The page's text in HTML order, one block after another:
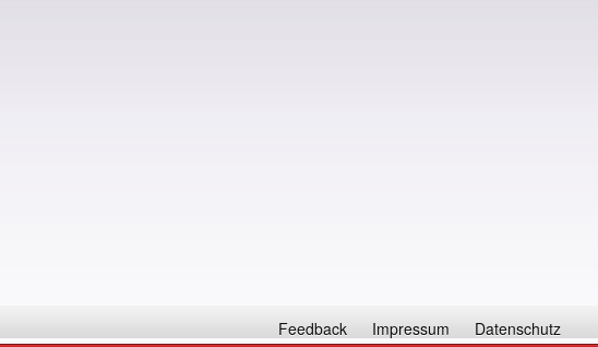
Feedback Impressum Datenschutz